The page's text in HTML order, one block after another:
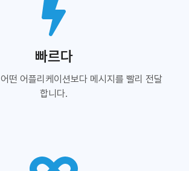
빠르다
떤 어플리케이션보다 메시지를 빨리 전달
합니다.